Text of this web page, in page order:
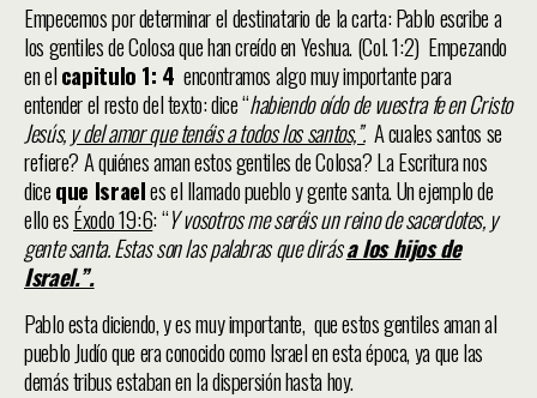
Empecemos por determinar el destinatario de la carta: Pablo escribe a
los gentiles de Colosa que han creído en Yeshua. (Col. 1:2) Empezando
en elcapitulo 1: 4 encontramos algo muy importante para
entender el resto del texto: dice “habiendo oído de vuestra fe en Cristo
Jesús, y del amor que tenéis a todos los santos,”. A cuales santos se
refiere? A quiénes aman estos gentiles de Colosa? La Escritura nos
diceque Israeles el llamado pueblo y gente santa. Un ejemplo de
ello esÉxodo 19:6: “Y vosotros me seréis un reino de sacerdotes, y
gente santa. Estas son las palabras que dirása los hijos de
Israel.”.
Pablo esta diciendo, y es muy importante, que estos gentiles aman al
pueblo Judío que era conocido como Israel en esta época, ya que las
demás tribus estaban en la dispersión hasta hoy.